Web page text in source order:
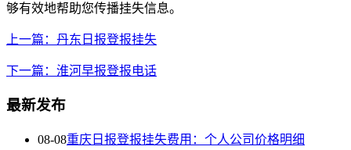
够有效地帮助您传播挂失信息。
上一篇：丹东日报登报挂失
下一篇：淮河早报登报电话
最新发布
08-08重庆日报登报挂失费用：个人公司价格明细